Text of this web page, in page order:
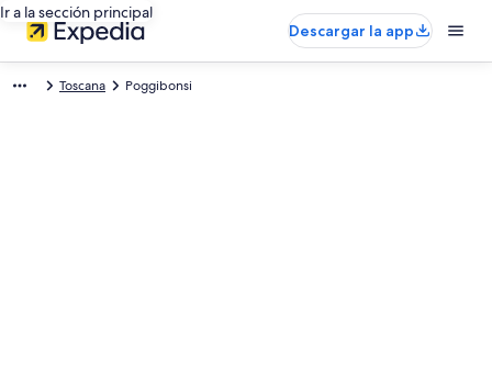
Ir a la sección principal
Descargar la app
Toscana Poggibonsi